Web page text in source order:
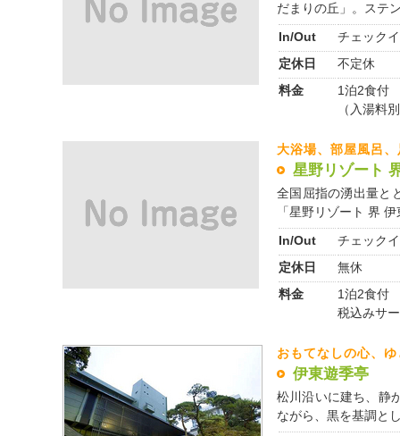
だまりの丘」。ステ
In/Out
チェック
定休日
不定休
料金
1泊2食付
（入湯料
大浴場、部屋風呂
星野リゾート
全国屈指の湧出量と
「星野リゾート 界
In/Out
チェック
定休日
無休
料金
1泊2食付
税込みサ
おもてなしの心、
伊東遊季亭
松川沿いに建ち、静
ながら、黒を基調と